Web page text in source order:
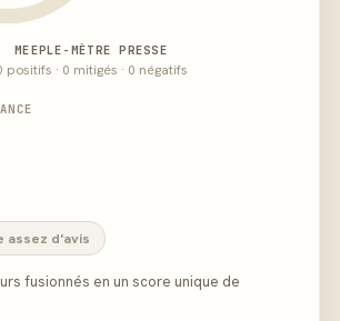
MEEPLE-MÈTRE PRESSE
positifs · 0 mitigés · 0 négatifs
assez d'avis
fusionnés en un score unique de